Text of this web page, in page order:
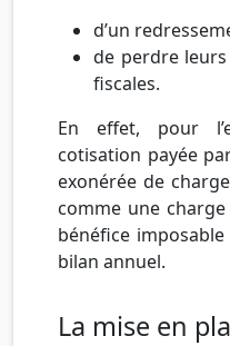
d’un
de perdre
fiscales.
En effet, pour
cotisation payée
exonérée de
comme une
bénéfice
bilan annuel.
La mise en